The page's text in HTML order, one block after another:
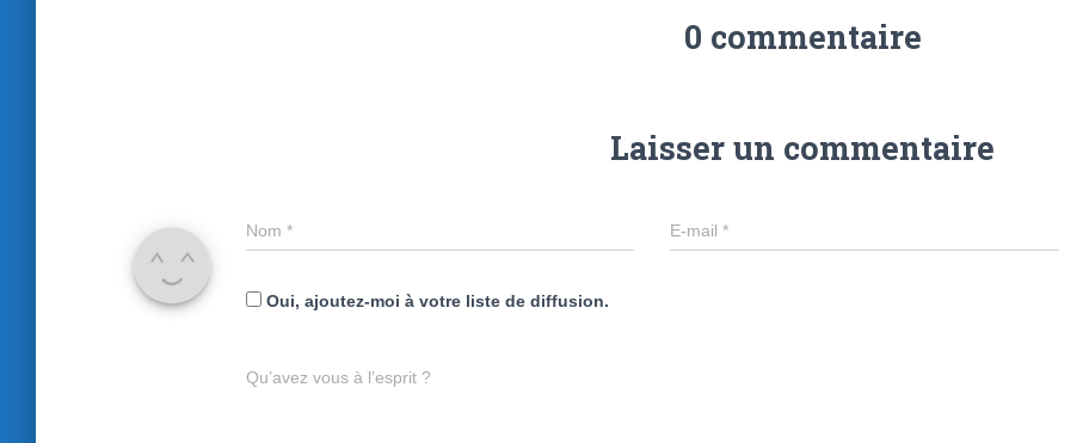
0 commentaire
Laisser un commentaire
Nom * E-mail*
Oui, ajoutez-moi à votre liste de diffusion.
Qu’avez vous à l’esprit ?